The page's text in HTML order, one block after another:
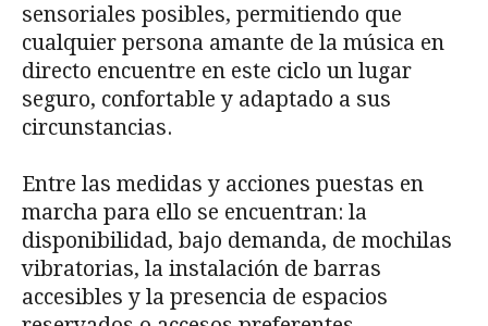
sensoriales posibles, permitiendo que
cualquier persona amante de la música en
directo encuentre en este ciclo un lugar
seguro, confortable y adaptado a sus
circunstancias.
Entre las medidas y acciones puestas en
marcha para ello se encuentran: la
disponibilidad, bajo demanda, de mochilas
vibratorias, la instalación de barras
accesibles y la presencia de espacios